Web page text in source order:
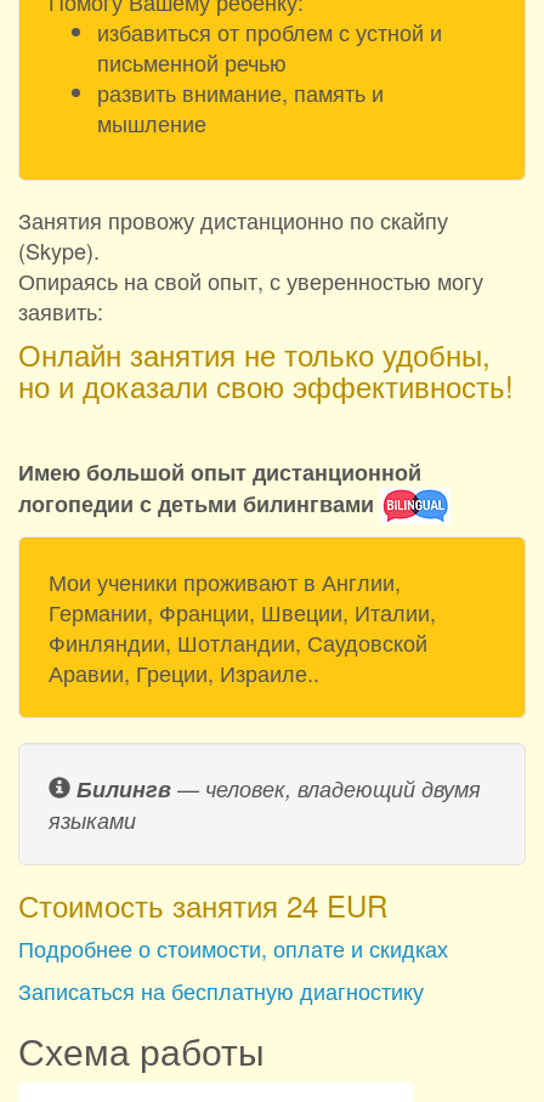
избавиться от проблем с устной и
письменной речью
развить внимание, память и
мышление
Занятия провожу дистанционно по скайпу
(Skype).
Опираясь на свой опыт, с уверенностью могу
заявить:
Онлайн занятия не только удобны,
но и доказали свою эффективность!
Имею большой опыт дистанционной
логопедии с детьми билингвами
Мои ученики проживают в Англии,
Германии, Франции, Швеции, Италии,
Финляндии, Шотландии, Саудовской
Аравии, Греции, Израиле..
Билингв — человек, владеющий двумя
языками
Стоимость занятия 24 EUR
Подробнее о стоимости, оплате и скидках
Записаться на бесплатную диагностику
Схема работы